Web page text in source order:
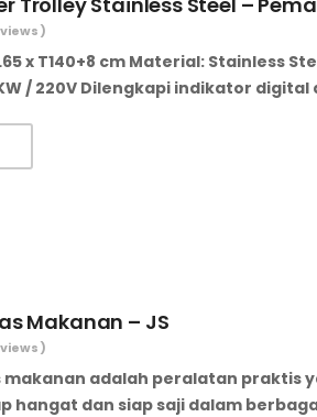
)
x T140+8 cm Material: Stainless
/ 220V Dilengkapi indikator
Makanan – JS
)
makanan adalah peralatan praktis
hangat dan siap saji dalam